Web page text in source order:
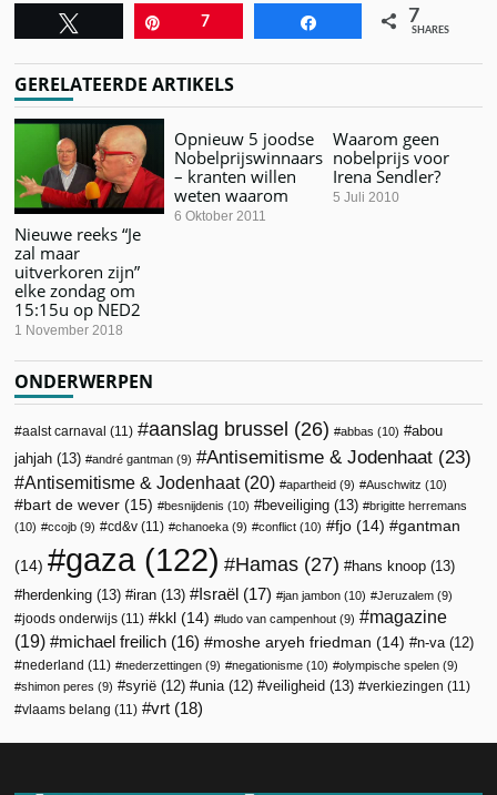
7 7
SHARES
GERELATEERDE ARTIKELS
Nieuwe reeks “Je
zal maar
uitverkoren zijn”
elke zondag om
15:15u op NED2
1 November 2018
Opnieuw 5 joodse
Nobelprijswinnaars
– kranten willen
weten waarom
6 Oktober 2011
Waarom geen
nobelprijs voor
Irena Sendler?
5 Juli 2010
ONDERWERPEN
aalst carnaval (11) aanslag brussel (26) abbas (10)
abou
jahjah (13) andré gantman (9) Antisemitisme & Jodenhaat (23)
Antisemitisme & Jodenhaat(20) apartheid (9) Auschwitz (10)
bart de wever (15) besnijdenis (10) beveiliging (13)
brigitte herremans
(10)
ccojb (9) cd&v (11) chanoeka (9) conflict (10) fjo (14) gantman
(14) gaza(122) Hamas (27) hans knoop (13)
herdenking (13) iran (13) Israël (17) jan jambon (10) Jeruzalem (9)
joods onderwijs (11) kkl (14) ludo van campenhout (9)
magazine
(19)
michael freilich (16) moshe aryeh friedman (14) n-va (12)
nederland (11) nederzettingen (9) negationisme (10) olympische spelen (9)
shimon peres (9) syrië (12) unia (12) veiligheid (13) verkiezingen (11)
vlaams belang (11) vrt (18)